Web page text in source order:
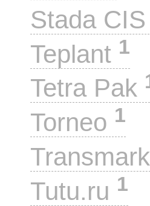
Stada CIS
Teplant 1
Tetra Pak
Torneo 1
Transmark
Tutu.ru 1